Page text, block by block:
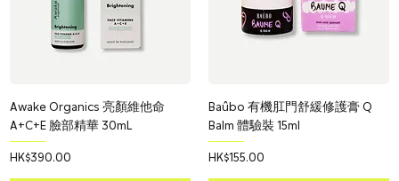
Awake Organics 亮顏維他命
A+C+E 臉部精華 30mL
價格
HK$390.00
Baûbo 有機肛門舒緩修護膏 Q
Balm 體驗裝 15ml
價格
HK$155.00